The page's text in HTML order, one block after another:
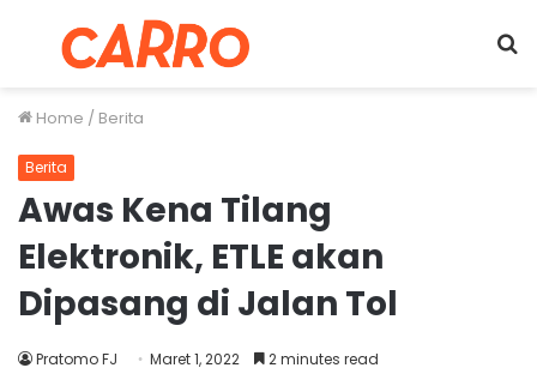
Menu
Home / Berita
Berita
Awas Kena Tilang
Elektronik, ETLE akan
Dipasang di Jalan Tol
Pratomo FJ Maret 1, 2022 2 minutes read